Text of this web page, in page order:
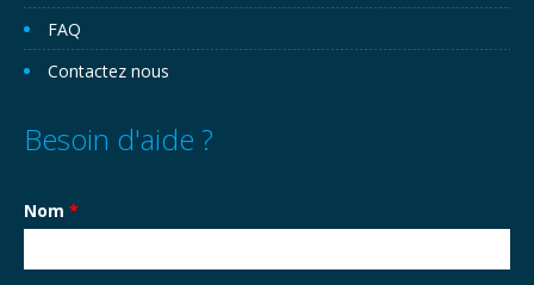
FAQ
Contactez nous
Besoin d'aide ?
Nom *